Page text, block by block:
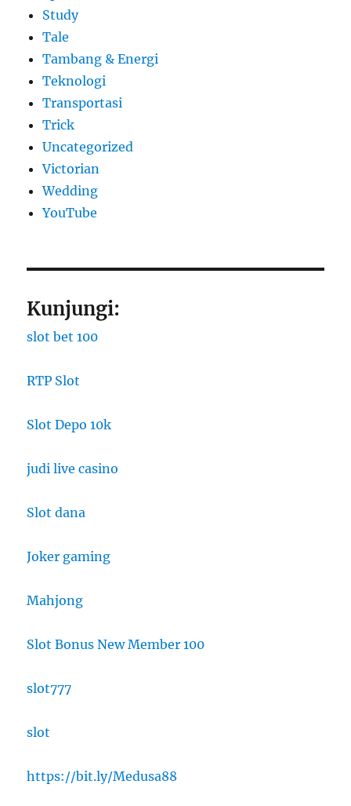
Study
Tale
Tambang & Energi
Teknologi
Transportasi
Trick
Uncategorized
Victorian
Wedding
YouTube
Kunjungi:
slot bet 100
RTP Slot
Slot Depo 10k
judi live casino
Slot dana
Joker gaming
Mahjong
Slot Bonus New Member 100
slot777
slot
https://bit.ly/Medusa88